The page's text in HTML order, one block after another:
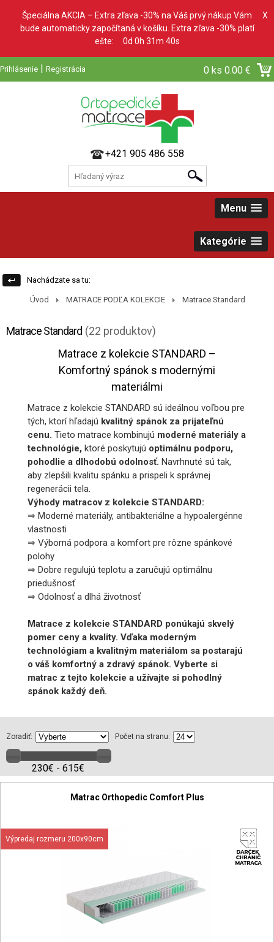
Špeciálna AKCIA – Extra zľava -30% na Váš prvý nákup Vám
bude automaticky započítaná v košíku. Extra zľava -30% platí
ešte: 0d 0h 31m 39s
X
Prihlásenie | Registrácia 0 ks 0.00 €
+421 905 486 558
Menu
Kategórie
Nachádzate sa tu:
Úvod MATRACE PODĽA KOLEKCIE Matrace Standard
Matrace Standard (22 produktov)
Matrace z kolekcie STANDARD –
Komfortný spánok s modernými
materiálmi
Matrace z kolekcie STANDARD sú ideálnou voľbou pre
tých, ktorí hľadajú kvalitný spánok za prijateľnú
cenu. Tieto matrace kombinujú moderné materiály a
technológie, ktoré poskytujú optimálnu podporu,
pohodlie a dlhodobú odolnosť. Navrhnuté sú tak,
aby zlepšili kvalitu spánku a prispeli k správnej
regenerácii tela.
Výhody matracov z kolekcie STANDARD:
⇒ Moderné materiály, antibakteriálne a hypoalergénne
vlastnosti
⇒ Výborná podpora a komfort pre rôzne spánkové
polohy
⇒ Dobre regulujú teplotu a zaručujú optimálnu
priedušnosť
⇒ Odolnosť a dlhá životnosť
Matrace z kolekcie STANDARD ponúkajú skvelý
pomer ceny a kvality. Vďaka moderným
technológiam a kvalitným materiálom sa postarajú
o váš komfortný a zdravý spánok. Vyberte si
matrac z tejto kolekcie a užívajte si pohodlný
spánok každý deň.
Zoradiť: Počet na stranu:
230€ - 615€
Matrac Orthopedic Comfort Plus
Výpredaj rozmeru 200x90cm